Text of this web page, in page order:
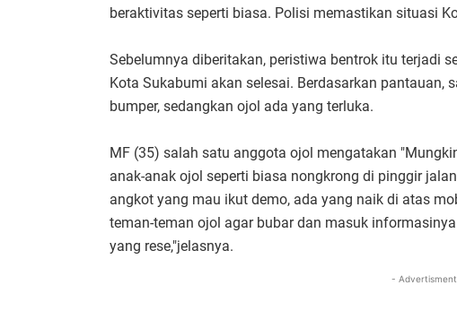
beraktivitas seperti biasa. Polisi memastikan situasi
Sebelumnya diberitakan, peristiwa bentrok itu terjadi
Kota Sukabumi akan selesai. Berdasarkan pantauan,
bumper, sedangkan ojol ada yang terluka.
MF (35) salah satu anggota ojol mengatakan
anak-anak ojol seperti biasa nongkrong di pinggir
angkot yang mau ikut demo, ada yang naik di atas
teman-teman ojol agar bubar dan masuk
yang rese,"jelasnya.
-